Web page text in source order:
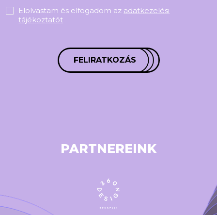
Elolvastam és elfogadom az adatkezelési
tájékoztatót
FELIRATKOZÁS
PARTNEREINK